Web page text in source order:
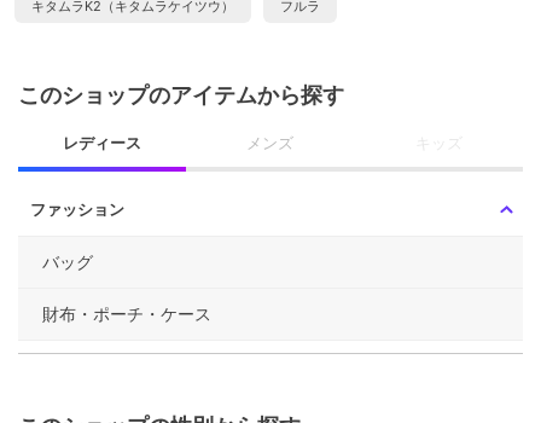
キタムラK2（キタムラケイツウ） フルラ
このショップのアイテムから探す
レディース メンズ キッズ
ファッション
バッグ
財布・ポーチ・ケース